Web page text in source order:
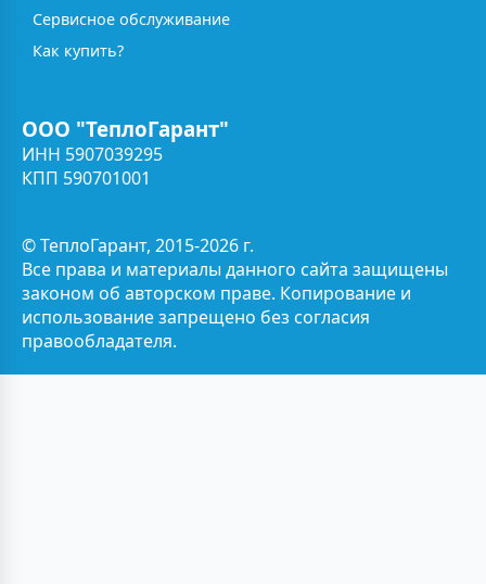
Сервисное обслуживание
Как купить?
ООО "ТеплоГарант"
ИНН 5907039295
КПП 590701001
© ТеплоГарант, 2015-2026 г.
Все права и материалы данного сайта защищены
законом об авторском праве. Копирование и
использование запрещено без согласия
правообладателя.